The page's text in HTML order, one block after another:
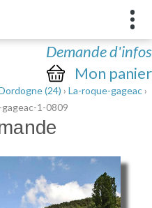
Demande d'infos
Mon panier
(24) › La-roque-gageac›
1-0809